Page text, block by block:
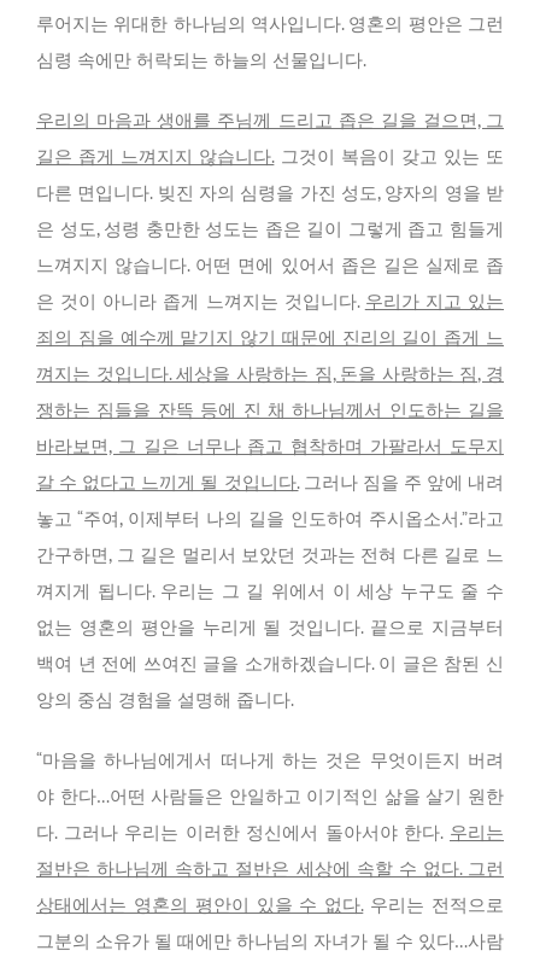
루어지는 위대한 하나님의 역사입니다. 영혼의 평안은 그런
심령 속에만 허락되는 하늘의 선물입니다.
우리의 마음과 생애를 주님께 드리고 좁은 길을 걸으면, 그
길은 좁게 느껴지지 않습니다.그것이 복음이 갖고 있는 또
다른 면입니다. 빚진 자의 심령을 가진 성도, 양자의 영을 받
은 성도, 성령 충만한 성도는 좁은 길이 그렇게 좁고 힘들게
느껴지지 않습니다. 어떤 면에 있어서 좁은 길은 실제로 좁
은 것이 아니라 좁게 느껴지는 것입니다. 우리가 지고 있는
죄의 짐을 예수께 맡기지 않기 때문에 진리의 길이 좁게 느
껴지는 것입니다. 세상을 사랑하는 짐, 돈을 사랑하는 짐, 경
쟁하는 짐들을 잔뜩 등에 진 채 하나님께서 인도하는 길을
바라보면, 그 길은 너무나 좁고 협착하며 가팔라서 도무지
갈 수 없다고 느끼게 될 것입니다.그러나 짐을 주 앞에 내려
놓고 “주여, 이제부터 나의 길을 인도하여 주시옵소서.”라고
간구하면, 그 길은 멀리서 보았던 것과는 전혀 다른 길로 느
껴지게 됩니다. 우리는 그 길 위에서 이 세상 누구도 줄 수
없는 영혼의 평안을 누리게 될 것입니다. 끝으로 지금부터
백여 년 전에 쓰여진 글을 소개하겠습니다. 이 글은 참된 신
앙의 중심 경험을 설명해 줍니다.
“마음을 하나님에게서 떠나게 하는 것은 무엇이든지 버려
야 한다…어떤 사람들은 안일하고 이기적인 삶을 살기 원한
다. 그러나 우리는 이러한 정신에서 돌아서야 한다. 우리는
절반은 하나님께 속하고 절반은 세상에 속할 수 없다. 그런
상태에서는 영혼의 평안이 있을 수 없다.우리는 전적으로
그분의 소유가 될 때에만 하나님의 자녀가 될 수 있다…사람